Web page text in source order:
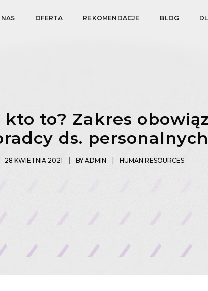
OFERTA REKOMENDACJE BLOG
kto to? Zakres
ds. personalnych
28 KWIETNIA 2021 BY ADMIN HUMAN RESOURCES